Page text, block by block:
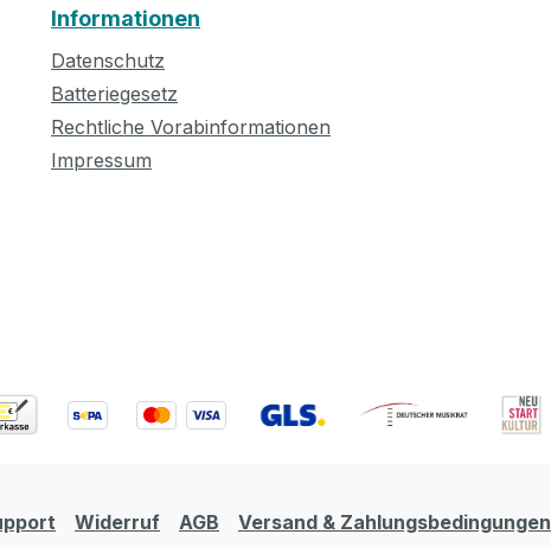
Informationen
Datenschutz
Batteriegesetz
Rechtliche Vorabinformationen
Impressum
Widerruf AGB Versand & Zahlungsbedingungen